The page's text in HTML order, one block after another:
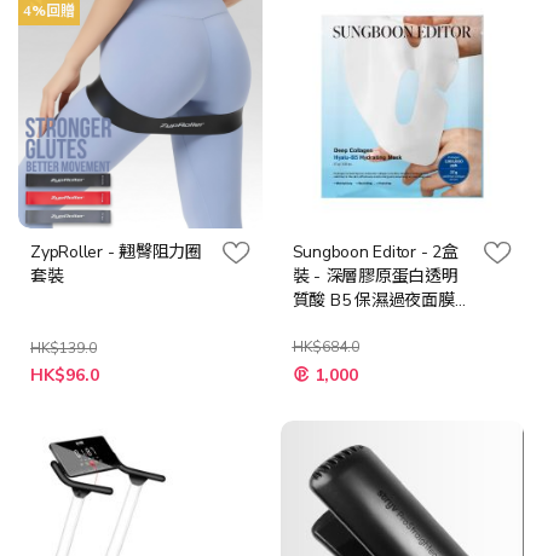
4%回贈
ZypRoller - 翹臀阻力圈
套裝
HK$139.0
特
殊
HK$96.0
Sungboon Editor - 2盒
裝 - 深層膠原蛋白透明
質酸 B5 保濕過夜面膜
HK$684.0
特
殊
格
1,000